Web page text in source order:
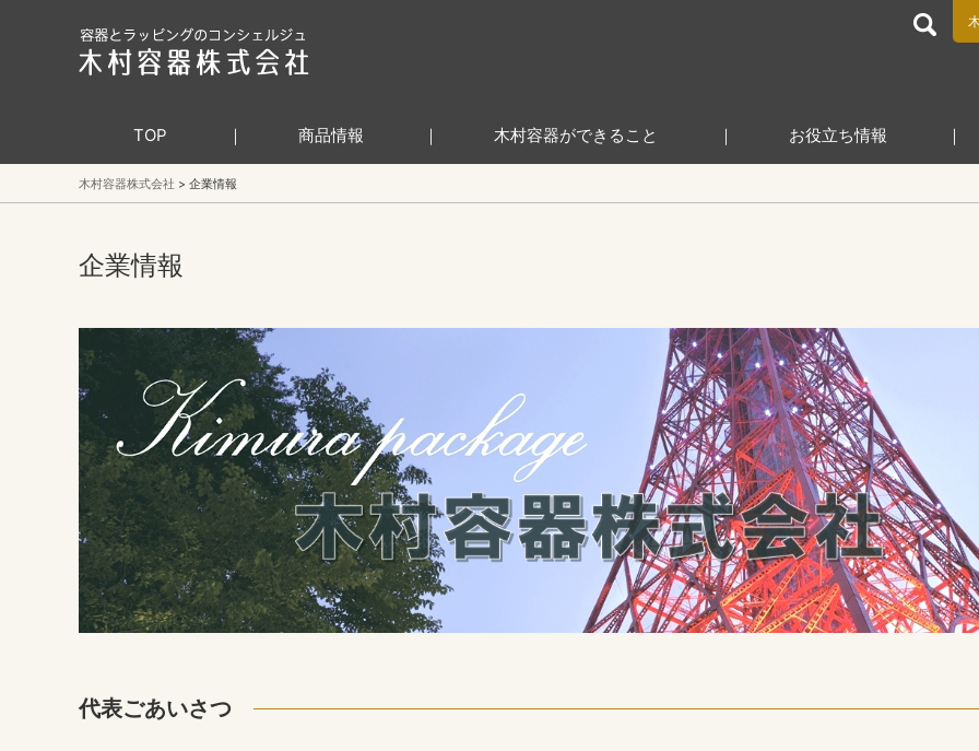
食品包装容器と業務用店舗用品の総合商社 木村容器株式会
TOP 商品情報 木村容器ができること お役立ち情報
木村容器株式会社 企業情報
企業情報
代表ごあいさつ